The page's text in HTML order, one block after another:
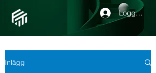
Logga in
Inlägg